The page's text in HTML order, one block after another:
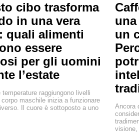
cibo trasforma
in una vera
quali alimenti
essere
per gli uomini
l’estate
temperature raggiungono livelli
maschile inizia a funzionare
Il cuore è sottoposto a uno
un
Ancora